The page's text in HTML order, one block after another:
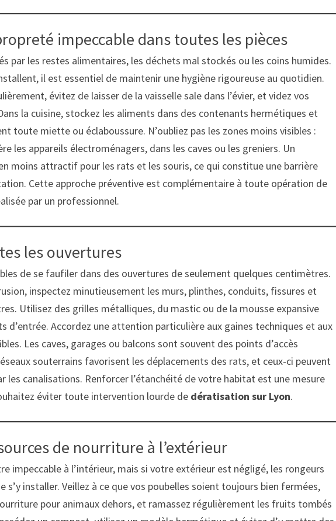
impeccable dans toutes les pièces
par les restes alimentaires, les déchets mal stockés ou les coins humides.
il est essentiel de maintenir une hygiène rigoureuse au quotidien.
évitez de laisser de la vaisselle sale dans l’évier, et videz vos
la cuisine, stockez les aliments dans des contenants hermétiques et
toute miette ou éclaboussure. N’oubliez pas les zones moins visibles :
les appareils électroménagers, dans les caves ou les greniers. Un
moins attractif pour les rats et les souris, ce qui constitue une barrière
Cette approche préventive est complémentaire à toute opération de
par un professionnel.
les ouvertures
de se faufiler dans des ouvertures de seulement quelques centimètres.
inspectez minutieusement les murs, plinthes, conduits, fissures et
Utilisez des grilles métalliques, du mastic ou de la mousse expansive
d’entrée. Accordez une attention particulière aux gaines techniques et aux
Les caves, garages ou balcons sont souvent des points d’accès
souterrains favorisent les déplacements des rats, et ceux-ci peuvent
les canalisations. Renforcer l’étanchéité de votre habitat est une mesure
éviter toute intervention lourde de dératisation sur Lyon.
de nourriture à l’extérieur
impeccable à l’intérieur, mais si votre extérieur est négligé, les rongeurs
installer. Veillez à ce que vos poubelles soient toujours bien fermées,
pour animaux dehors, et ramassez régulièrement les fruits tombés